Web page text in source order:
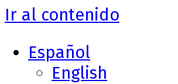
Ir al contenido
Español
English